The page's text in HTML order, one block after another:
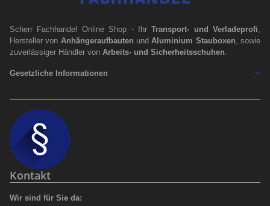
Scherr Fachhandel Online Shop - IhrTransport- und Verladeprofi,
Hersteller von Anhängeraufbauten und Aluminium Stauboxen, sowie
zuverlässiger Händler von Arbeits- und Sicherheitsschuhen.
Gesetzliche Informationen
Kontakt
Wir sind für Sie da: